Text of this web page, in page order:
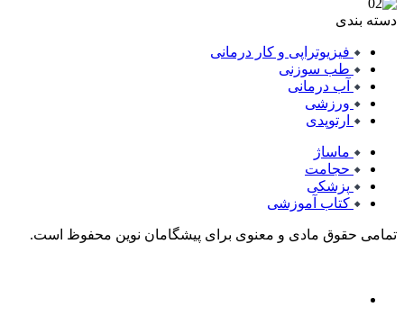
دسته بندی
فیزیوتراپی و کار درمانی
طب سوزنی
آب درمانی
ورزشی
ارتوپدی
ماساژ
حجامت
پزشکی
کتاب آموزشی
تمامی حقوق مادی و معنوی برای پیشگامان نوین محفوظ است.